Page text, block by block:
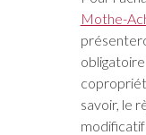
Mothe-
savoir, le